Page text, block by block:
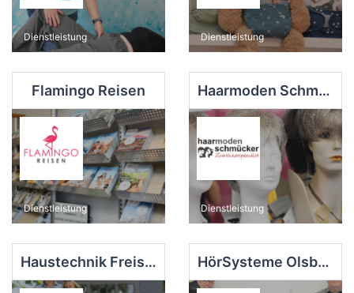
Dienstleistung Dienstleistung
Flamingo Reisen
Dienstleistung
Haarmoden Schmücker
Dienstleistung
Haustechnik Freisen GmbH HörSysteme Olsberg